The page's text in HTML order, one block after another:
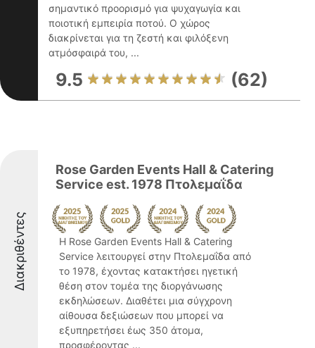
σημαντικό προορισμό για ψυχαγωγία και
ποιοτική εμπειρία ποτού. Ο χώρος
διακρίνεται για τη ζεστή και φιλόξενη
ατμόσφαιρά του, ...
9.5 (62)
Διακριθέντες
Rose Garden Events Hall & Catering
Service est. 1978 Πτολεμαΐδα
Η Rose Garden Events Hall & Catering
Service λειτουργεί στην Πτολεμαΐδα από
το 1978, έχοντας κατακτήσει ηγετική
θέση στον τομέα της διοργάνωσης
εκδηλώσεων. Διαθέτει μια σύγχρονη
αίθουσα δεξιώσεων που μπορεί να
εξυπηρετήσει έως 350 άτομα,
προσφέροντας ...